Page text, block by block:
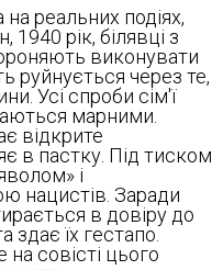
реальних подіях,
1940 рік, білявці з
виконувати
руйнується через те,
Усі спроби сім'ї
марними.
відкрите
в пастку. Під тиском
і
нацистів. Заради
в довіру до
здає їх гестапо.
совісті цього